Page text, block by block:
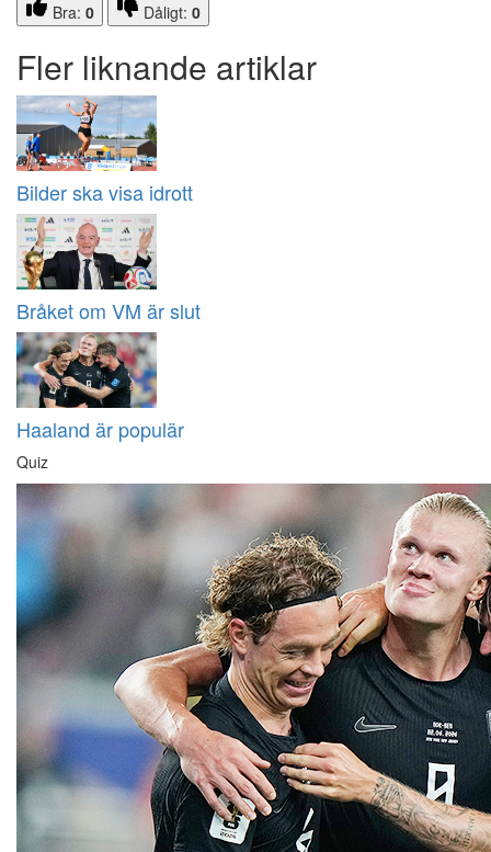
Bra: 0 Dåligt: 0
Fler liknande artiklar
Bilder ska visa idrott
Bråket om VM är slut
Haaland är populär
Quiz